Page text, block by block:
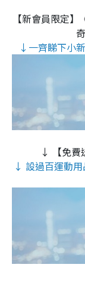
【新會員限定
↓一齊睇下小
↓ 【免費
↓ 設過百運動